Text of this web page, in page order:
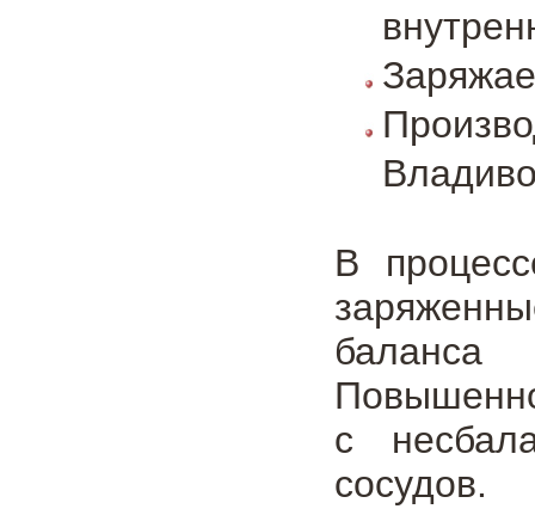
В
баланса
с
сосудов.